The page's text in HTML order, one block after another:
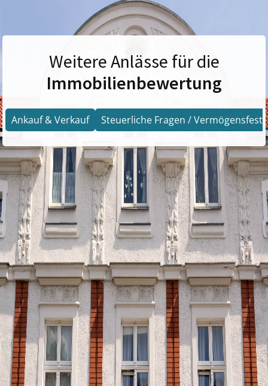
Weitere Anlässe für die
Immobilienbewertung
Ankauf & Verkauf Steuerliche Fragen /